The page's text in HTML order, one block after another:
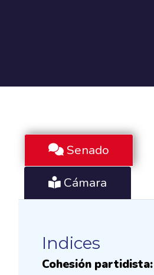
Senado
Cámara
Indices
Cohesión partidista: